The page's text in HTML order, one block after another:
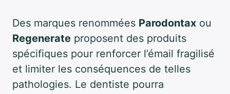
Des marques renommées Parodontax ou
Regenerate proposent des produits
spécifiques pour renforcer l’émail fragilisé
et limiter les conséquences de telles
pathologies. Le dentiste pourra